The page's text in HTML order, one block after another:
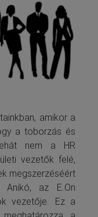
amikor a
a toborzás és
nem a HR
vezetők felé,
megszerzéséért
Anikó, az E.On
vezetője. Ez a